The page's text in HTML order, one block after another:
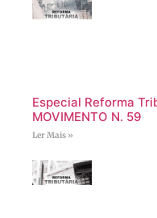
Especial Reforma
MOVIMENTO N. 59
Ler Mais »